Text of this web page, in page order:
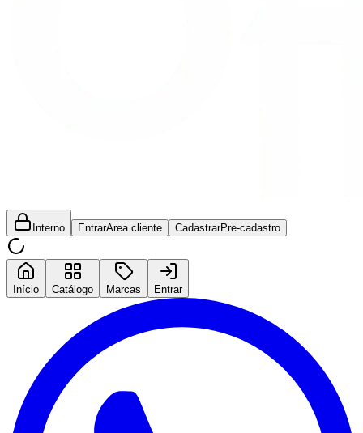
Interno EntrarArea cliente CadastrarPre-cadastro
Início Catálogo Marcas Entrar